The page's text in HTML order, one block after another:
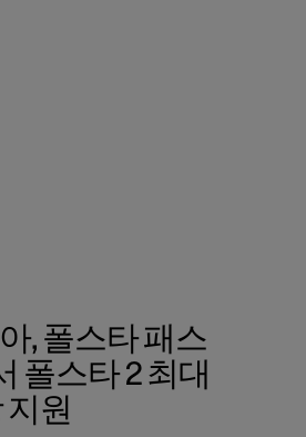
, 폴스타 패스
폴스타 2 최대
지원